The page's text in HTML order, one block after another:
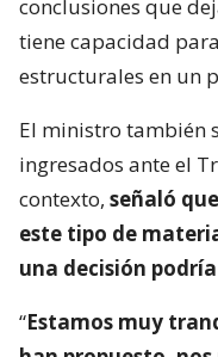
conclusiones que
tiene capacidad
estructurales en un
El ministro también
ingresados ante el
contexto, señaló
este tipo de
una decisión
“Estamos muy